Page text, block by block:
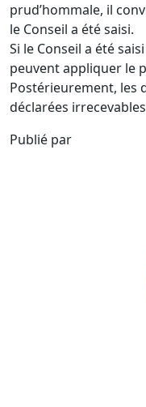
prud’hommale, il
le Conseil a été saisi.
Si le Conseil a été
peuvent appliquer le
Postérieurement, les
déclarées
Publié par